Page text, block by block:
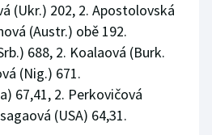
(Ukr.) 202, 2. Apostolovská
(Austr.) obě 192.
688, 2. Koalaová (Burk.
(Nig.) 671.
67,41, 2. Perkovičová
(USA) 64,31.